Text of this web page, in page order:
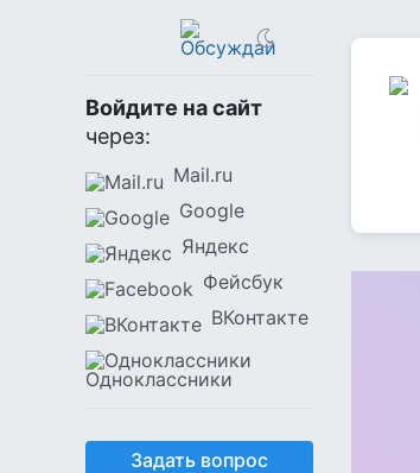
Войдите на сайт
через:
Mail.ru
Google
Яндекс
Фейсбук
ВКонтакте
Одноклассники
Задать вопрос